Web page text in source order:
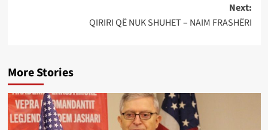
Next:
QIRIRI QË NUK SHUHET – NAIM FRASHËRI
More Stories